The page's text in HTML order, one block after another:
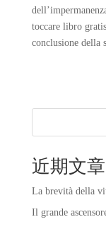
toccare libro
conclusione della
近期文章
La brevità della
Il grande